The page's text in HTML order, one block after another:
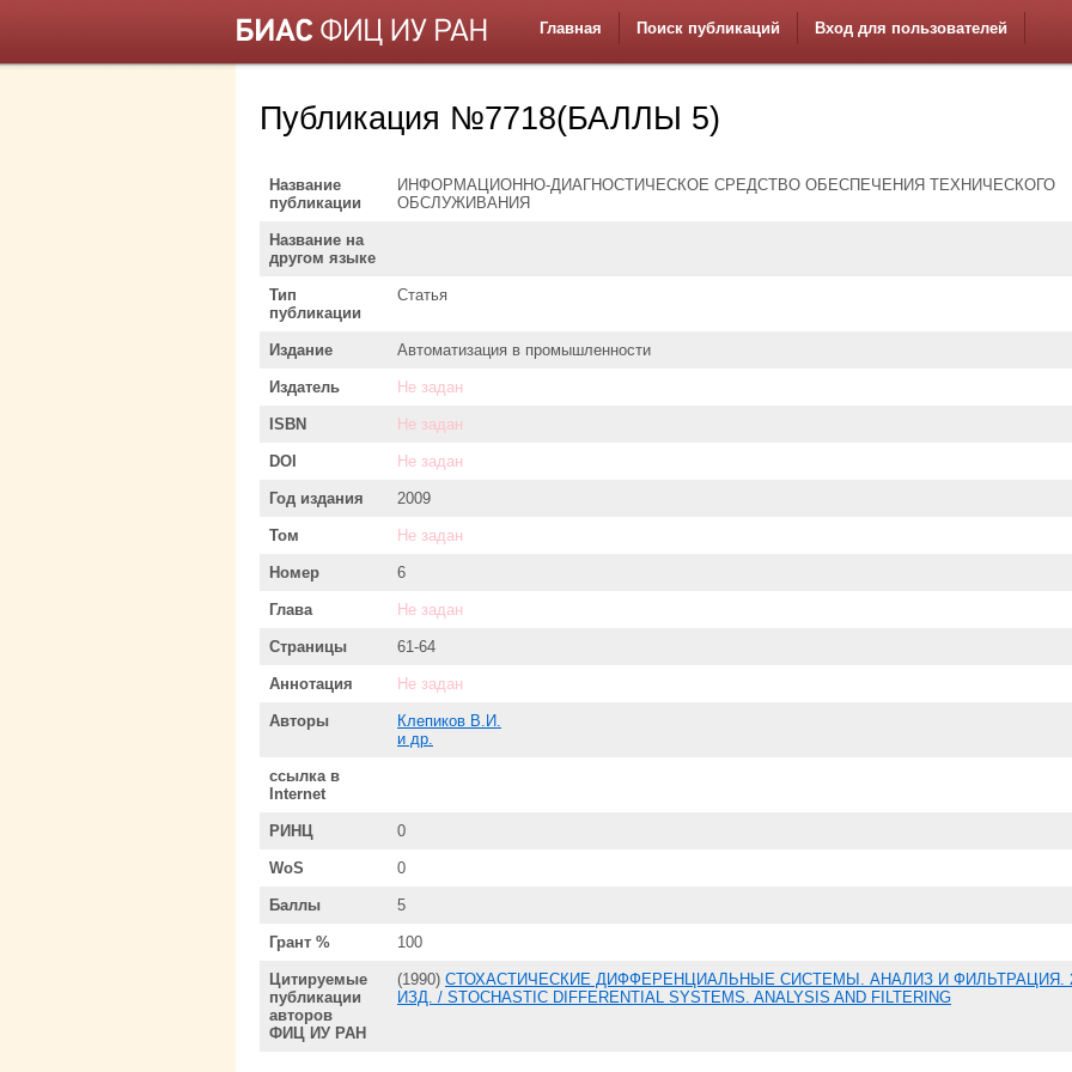
Главная Поиск публикаций Вход для пользователей
Публикация №7718(БАЛЛЫ 5)
Название
публикации
ИНФОРМАЦИОННО-ДИАГНОСТИЧЕСКОЕ СРЕДСТВО ОБЕСПЕЧЕНИЯ ТЕХНИЧЕСКОГО
ОБСЛУЖИВАНИЯ
Название на
другом языке
Тип
публикации
Статья
Издание Автоматизация в промышленности
Издатель Не задан
ISBN Не задан
DOI Не задан
Год издания 2009
Том Не задан
Номер 6
Глава Не задан
Страницы 61-64
Аннотация Не задан
Авторы
Клепиков В.И.
и др.
ссылка в
Internet
РИНЦ 0
WoS 0
Баллы 5
Грант % 100
Цитируемые
публикации
авторов
ФИЦ ИУ РАН
(1990) СТОХАСТИЧЕСКИЕ ДИФФЕРЕНЦИАЛЬНЫЕ СИСТЕМЫ. АНАЛИЗ И ФИЛЬТРАЦИЯ.
ИЗД. / STOCHASTIC DIFFERENTIAL SYSTEMS. ANALYSIS AND FILTERING